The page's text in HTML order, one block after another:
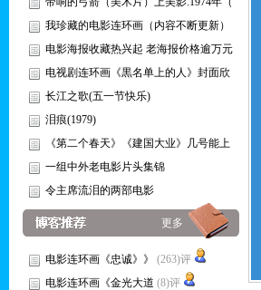
我珍藏的电影连环画（内容不断更新）
电影海报收藏热兴起 老海报价格逾万元
电视剧连环画《黒名单上的人》封面欣
长江之歌(五一节快乐)
泪痕(1979)
《第二个春天》《建国大业》几号能上
一组中外老电影片头集锦
令主席流泪的两部电影
更多
电影连环画《忠诚》》
(263)评
电影连环画《金光大道 (8)评